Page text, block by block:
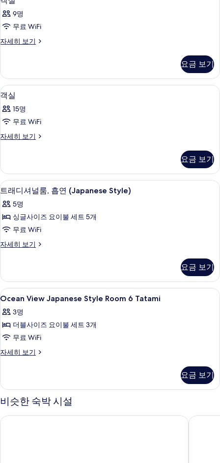
용
가
능
필
실
사
모
보
기
9명
무료 WiFi
자세히 보기
객
히
보
기
요금 보기
객
실
사
모
보
기
1
객실
15명
무료 WiFi
자세히 보기
객
히
보
기
요금 보기
트
래
디
셔
룸,
연
(Japanese
Style)
사
진
모
두
트래디셔널룸, 흡연 (Japanese Style) |
2
트래디셔널룸, 흡연 (Japanese Style)
5명
싱글사이즈 요이불 세트 5개
무료 WiFi
자세히 보기
트
널
룸,
흡
(Japanese
Style)
세
히
보
요금 보기
Ocean
View
Japanese
Style
Room
6
진
모
보
1
Ocean View Japanese Style Room 6 Tatami
3명
더블사이즈 요이불 세트 3개
무료 WiFi
자세히 보기
Ocean
Room
6
Tatami
세
요금 보기
비슷한 숙박 시설
마리어트 후쿠이 중정 Ooedo